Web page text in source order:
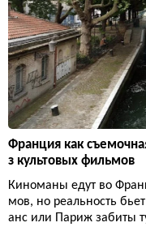
Франция как
з культовых фильмов
Киноманы едут во
мов, но реальность
анс или Париж забиты